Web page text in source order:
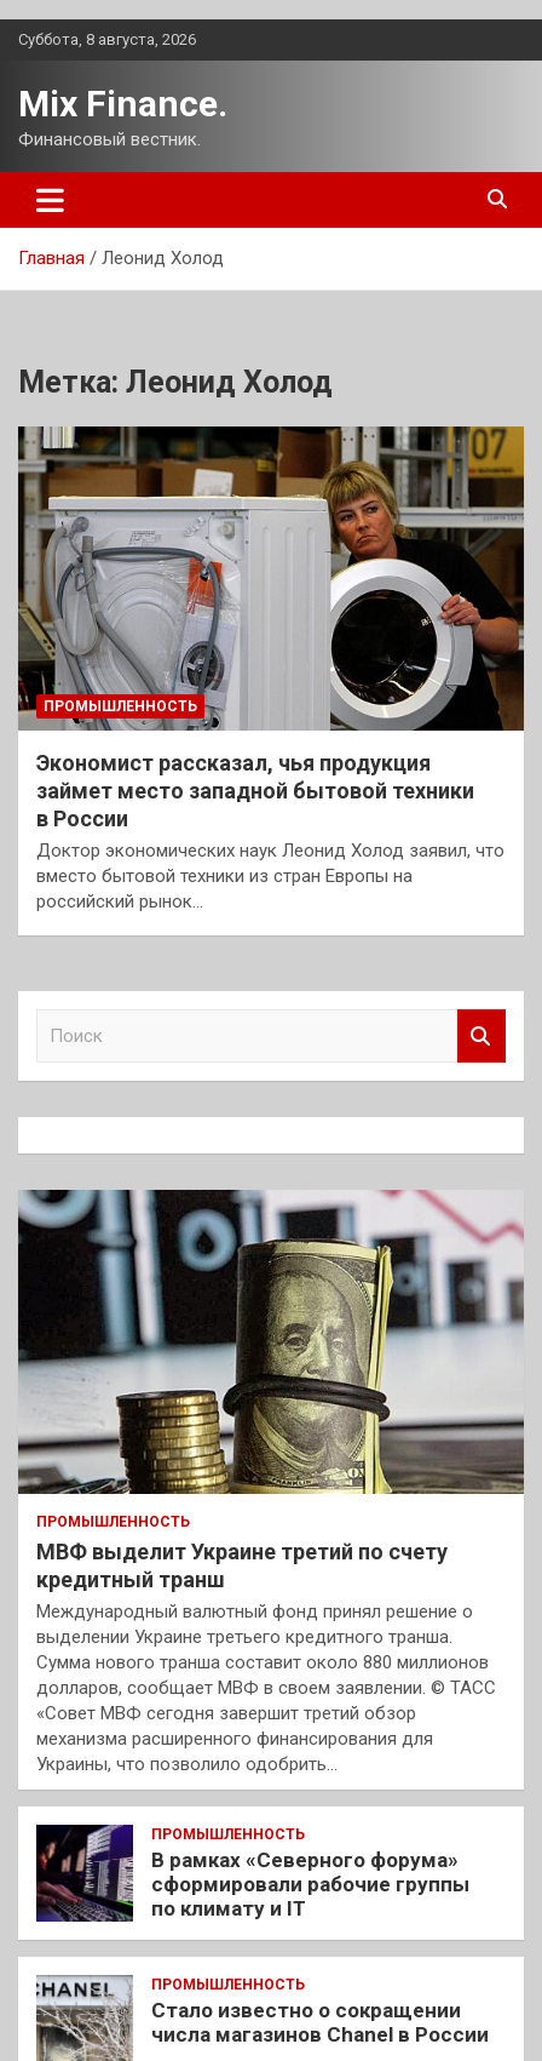
Перейти
Суббота, 8 августа, 2026
Mix Finance.
Финансовый вестник.
Главная Леонид Холод
Метка: Леонид Холод
ПРОМЫШЛЕННОСТЬ
Экономист рассказал, чья продукция
займет место западной бытовой техники
в России
Доктор экономических наук Леонид Холод заявил, что
вместо бытовой техники из стран Европы на
российский рынок…
к
ПРОМЫШЛЕННОСТЬ
МВФ выделит Украине третий по счету
кредитный транш
Международный валютный фонд принял решение о
выделении Украине третьего кредитного транша.
Сумма нового транша составит около 880 миллионов
долларов, сообщает МВФ в своем заявлении. © ТАСС
«Совет МВФ сегодня завершит третий обзор
механизма расширенного финансирования для
Украины, что позволило одобрить…
ПРОМЫШЛЕННОСТЬ
В рамках «Северного форума»
сформировали рабочие группы
по климату и IT
ПРОМЫШЛЕННОСТЬ
Стало известно о сокращении
числа магазинов Chanel в России